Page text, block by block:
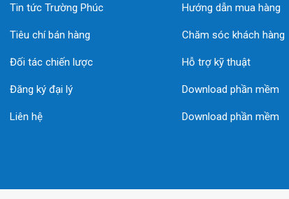
Tin tức Trường Phúc
Tiêu chí bán hàng
Đối tác chiến lược
Đăng ký đại lý
Liên hệ
Hướng dẫn mua hàng
Chăm sóc khách hàng
Hỗ trợ kỹ thuật
Download phần mềm
Download phần mềm